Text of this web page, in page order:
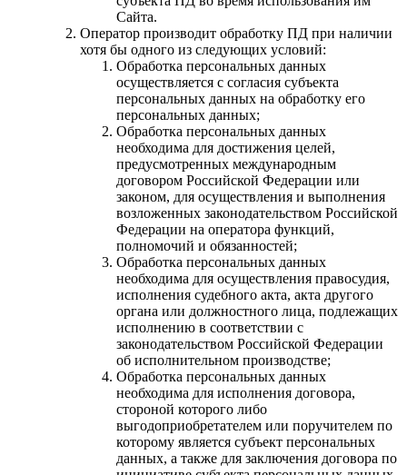
Сайта.
Оператор производит обработку ПД при наличии
хотя бы одного из следующих условий:
Обработка персональных данных
осуществляется с согласия субъекта
персональных данных на обработку его
персональных данных;
Обработка персональных данных
необходима для достижения целей,
предусмотренных международным
договором Российской Федерации или
законом, для осуществления и выполнения
возложенных законодательством Российской
Федерации на оператора функций,
полномочий и обязанностей;
Обработка персональных данных
необходима для осуществления правосудия,
исполнения судебного акта, акта другого
органа или должностного лица, подлежащих
исполнению в соответствии с
законодательством Российской Федерации
об исполнительном производстве;
Обработка персональных данных
необходима для исполнения договора,
стороной которого либо
выгодоприобретателем или поручителем по
которому является субъект персональных
данных, а также для заключения договора по